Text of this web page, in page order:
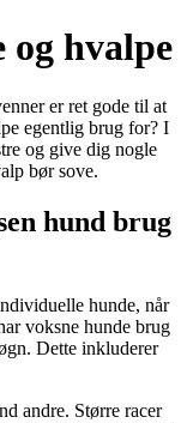
og hvalpe
er ret gode til at
egentlig brug for? I
og give dig nogle
bør sove.
hund brug
hunde, når
voksne hunde brug
Dette inkluderer
andre. Større racer